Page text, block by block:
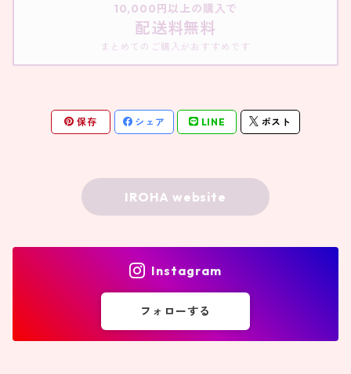
10,000円以上の購入で
配送料無料
まとめてのご購入がおすすめです
保存 シェア LINE ポスト
IROHA website
Instagram
フォローする